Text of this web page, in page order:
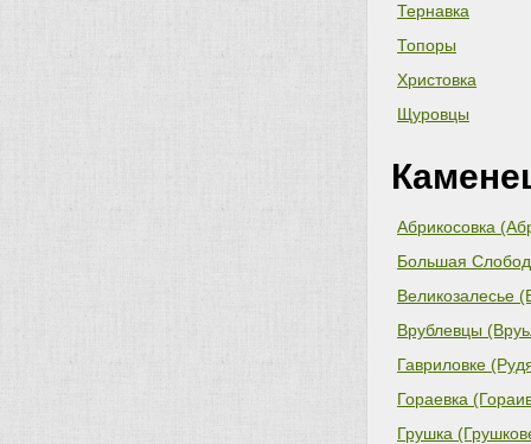
Тернавка
Топоры
Христовка
Щуровцы
Абрикосовка
Большая
Великозалесье
Врублевцы
Гавриловке
Гораевка
Грушка